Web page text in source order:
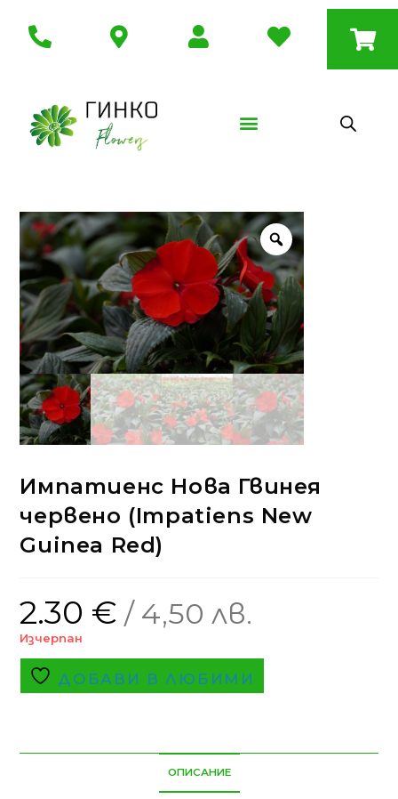
Импатиенс Нова Гвинея
червено (Impatiens New
Guinea Red)
2.30 € / 4,50 лв.
Изчерпан
ДОБАВИ В ЛЮБИМИ
ОПИСАНИЕ